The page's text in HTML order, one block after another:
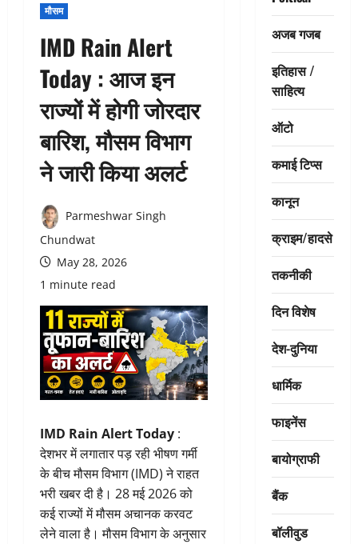
मौसम
IMD Rain Alert
Today : आज इन
राज्यों में होगी जोरदार
बारिश, मौसम विभाग
ने जारी किया अलर्ट
Parmeshwar Singh
Chundwat
May 28, 2026
1 minute read
IMD Rain Alert Today :
देशभर में लगातार पड़ रही भीषण गर्मी
के बीच मौसम विभाग (IMD) ने राहत
भरी खबर दी है। 28 मई 2026 को
कई राज्यों में मौसम अचानक करवट
लेने वाला है। मौसम विभाग के अनुसार
अजब गजब
इतिहास /
साहित्य
ऑटो
कमाई टिप्स
कानून
क्राइम/हादसे
तकनीकी
दिन विशेष
देश-दुनिया
धार्मिक
फाइनेंस
बायोग्राफी
बैंक
बॉलीवुड